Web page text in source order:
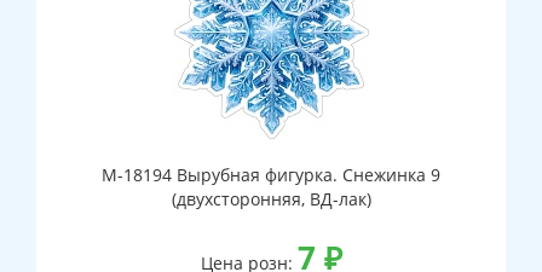
М-18194 Вырубная фигурка. Снежинка 9
(двухсторонняя, ВД-лак)
Цена розн: 7 ₽